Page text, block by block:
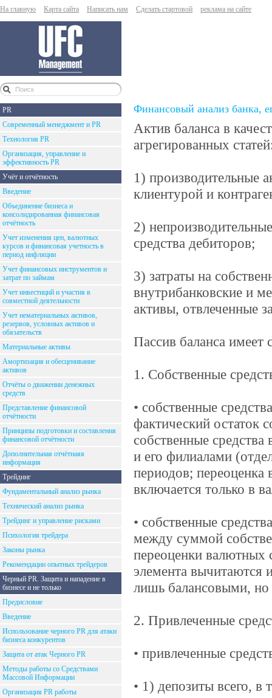
На главную Карта сайта Написать нам Сделать стартовой реклама на сайте
PR
Современный менеджмент и PR
Технология PR
Организация, управление и
эффективность PR
Учёт и отчётность
Введение
Объединение бизнеса и
консолидированная финансовая
отчётность
Учет изменения цен, валютных
курсов и финансовая учетность в
период инфляции
Учет финансовых инструментов и
затрат по займам
Учет инвестиций и участия в
совместной деятельности
Учет нематериальных активов,
резервов, условных активов и
обязательств
Материальные активы
Амортизация и обесценивание
активов
Отчёты о движении денежных
средств
Представление финансовой
отчётности
Принципы подготовки и составления
финансовой отчётности
Дополнительная отчётнаяя
информация
Трейдинг
Фундаментальный анализ рынка
Технический анализ рынка
Трейдинг и управление рисками
Психология трейдера
Законы рынка
Рекомендации опытных трейдеров
Черный PR. Защита и нападение в
бизнесе и не только
Предисловие
Введение
Использование черного PR для атаки
бизнеса конкурентов
Защита от атак Черного PR
Методы работы со Средствами
Массовой Информации
Организация PR работы
Финансовый анализ банка,
Актив баланса в
агрегированных
1) производительные
клиентурой и
2)
средства дебиторов;
3) затраты на
внутрибанковские и
активы, отвлеченные
Пассив баланса
1. Собственные
• собственные
фактический остаток
собственные
и его филиалами
периодов; переоценка
включается только в
• собственные
между суммой
переоценки валютных
элемента вычитаются
лишь балансовыми,
2. Привлеченные
• привлеченные
• 1) депозиты всего, в